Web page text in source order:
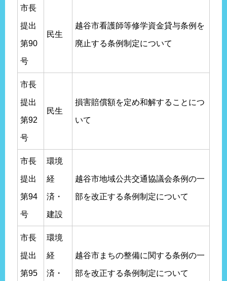
市長
提出
第90
号
民生
越谷市看護師等修学資金貸与条例を
廃止する条例制定について
市長
提出
第92
号
民生
損害賠償額を定め和解することにつ
いて
市長
提出
第94
号
環境
経
済・
建設
越谷市地域公共交通協議会条例の一
部を改正する条例制定について
市長
提出
第95
環境
経
済・
越谷市まちの整備に関する条例の一
部を改正する条例制定について